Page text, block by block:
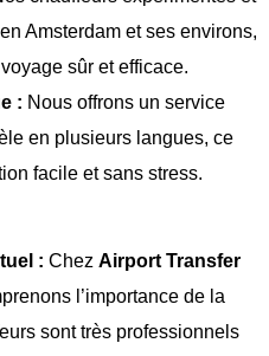
Amsterdam et ses environs,
sûr et efficace.
: Nous offrons un service
en plusieurs langues, ce
facile et sans stress.
: Chez Airport Transfer
l’importance de la
sont très professionnels